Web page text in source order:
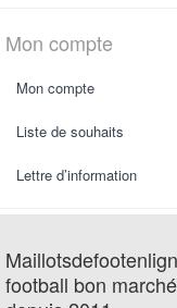
Mon compte
Mon compte
Liste de souhaits
Lettre d’information
football bon